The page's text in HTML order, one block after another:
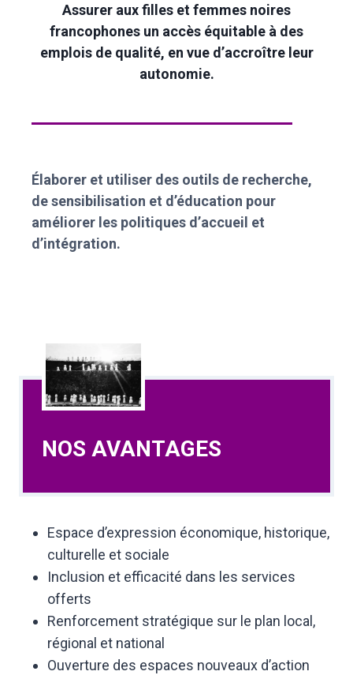
Assurer aux filles et femmes noires
francophones un accès équitable à des
emplois de qualité, en vue d’accroître leur
autonomie.
Élaborer et utiliser des outils de recherche,
de sensibilisation et d’éducation pour
améliorer les politiques d’accueil et
d’intégration.
NOS AVANTAGES
Espace d’expression économique, historique,
culturelle et sociale
Inclusion et efficacité dans les services
offerts
Renforcement stratégique sur le plan local,
régional et national
Ouverture des espaces nouveaux d’action